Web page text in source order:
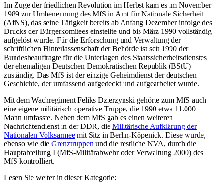
Im Zuge der friedlichen Revolution im Herbst kam es im November
1989 zur Umbenennung des MfS in Amt für Nationale Sicherheit
(AfNS), das seine Tätigkeit bereits ab Anfang Dezember infolge des
Drucks der Bürgerkomitees einstellte und bis März 1990 vollständig
aufgelöst wurde. Für die Erforschung und Verwaltung der
schriftlichen Hinterlassenschaft der Behörde ist seit 1990 der
Bundesbeauftragte für die Unterlagen des Staatssicherheitsdienstes
der ehemaligen Deutschen Demokratischen Republik (BStU)
zuständig. Das MfS ist der einzige Geheimdienst der deutschen
Geschichte, der umfassend aufgedeckt und aufgearbeitet wurde.
Mit dem Wachregiment Feliks Dzierzynski gehörte zum MfS auch
eine eigene militärisch-operative Truppe, die 1990 etwa 11.000
Mann umfasste. Neben dem MfS gab es einen weiteren
Nachrichtendienst in der DDR, die Militärische Aufklärung der
Nationalen Volksarmee mit Sitz in Berlin-Köpenick. Diese wurde,
ebenso wie die Grenztruppen und die restliche NVA, durch die
Hauptabteilung I (MfS-Militärabwehr oder Verwaltung 2000) des
MfS kontrolliert.
Lesen Sie weiter in dieser Kategorie: